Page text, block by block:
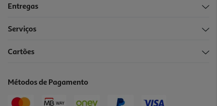
Entregas
Serviços
Cartões
Métodos de Pagamento